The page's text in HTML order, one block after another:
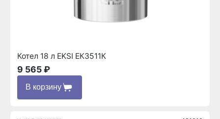
Котел 18 л EKSI ЕК3511К
9 565 ₽
В корзину